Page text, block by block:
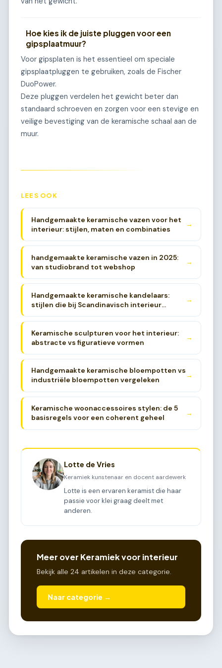
Hoe kies ik de juiste pluggen voor een
gipsplaatmuur?
Voor gipsplaten is het essentieel om speciale
gipsplaatpluggen te gebruiken, zoals de Fischer
DuoPower.
Deze pluggen verdelen het gewicht beter dan
standaard schroeven en zorgen voor een stevige en
veilige bevestiging van de keramische schaal aan de
muur.
LEES OOK
Handgemaakte keramische vazen voor het
interieur: stijlen, maten en combinaties
→
handgemaakte keramische vazen in 2025:
van studiobrand tot webshop
→
Handgemaakte keramische kandelaars:
stijlen die bij Scandinavisch interieur
→
Keramische sculpturen voor het interieur:
abstracte vs figuratieve vormen
→
Handgemaakte keramische bloempotten vs
industriële bloempotten vergeleken
→
Keramische woonaccessoires stylen: de 5
basisregels voor een coherent geheel
→
Lotte de Vries
Keramiek kunstenaar en docent aardewerk
Lotte is een ervaren keramist die haar
passie voor klei graag deelt met
anderen.
Meer over Keramiek voor interieur
Bekijk alle 24 artikelen in deze categorie.
Naar categorie →